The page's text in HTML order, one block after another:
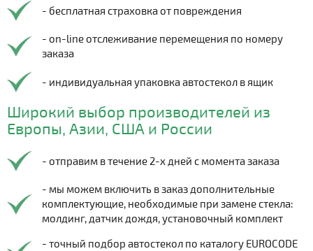
- бесплатная страховка от повреждения
- on-line отслеживание перемещения по номеру
заказа
- индивидуальная упаковка автостекол в ящик
Широкий выбор производителей из
Европы, Азии, США и России
- отправим в течение 2-х дней с момента заказа
- мы можем включить в заказ дополнительные
комплектующие, необходимые при замене стекла:
молдинг, датчик дождя, установочный комплект
- точный подбор автостекол по каталогу EUROCODE